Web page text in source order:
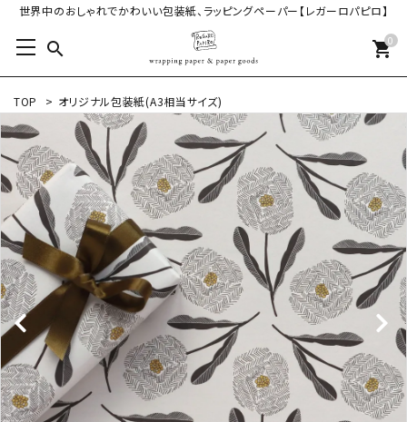
世界中のおしゃれでかわいい包装紙、ラッピングペーパー【レガーロパピロ】
search 0
shopping_cart
TOP > オリジナル包装紙(A3相当サイズ)